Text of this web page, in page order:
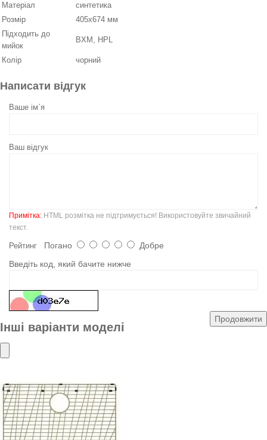
Матеріал
синтетика
Розмір
405х674 мм
Підходить до
мийок
BXM, HPL
Колір чорний
Написати відгук
Ваше ім`я
Ваш відгук
Примітка: HTML розмітка не підтримується! Використовуйте звичайний
текст.
Рейтинг Погано
Добре
Введіть код, який бачите нижче
Продовжити
Інші варіанти моделі